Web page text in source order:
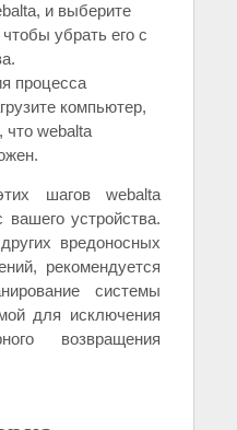
и выберите
убрать его с
процесса
компьютер,
что webalta
шагов webalta
устройства.
вредоносных
рекомендуется
системы
для исключения
возвращения